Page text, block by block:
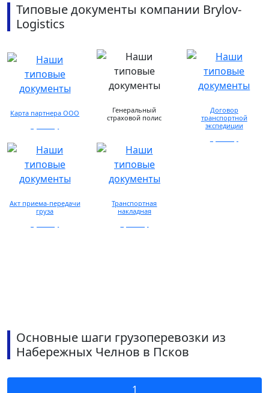
Типовые документы компании Brylov-
Logistics
Карта партнера ООО
Генеральный
страховой полис
Договор
транспортной
экспедиции
Акт приема-передачи
груза
Транспортная
накладная
Основные шаги грузоперевозки из
Набережных Челнов в Псков
1